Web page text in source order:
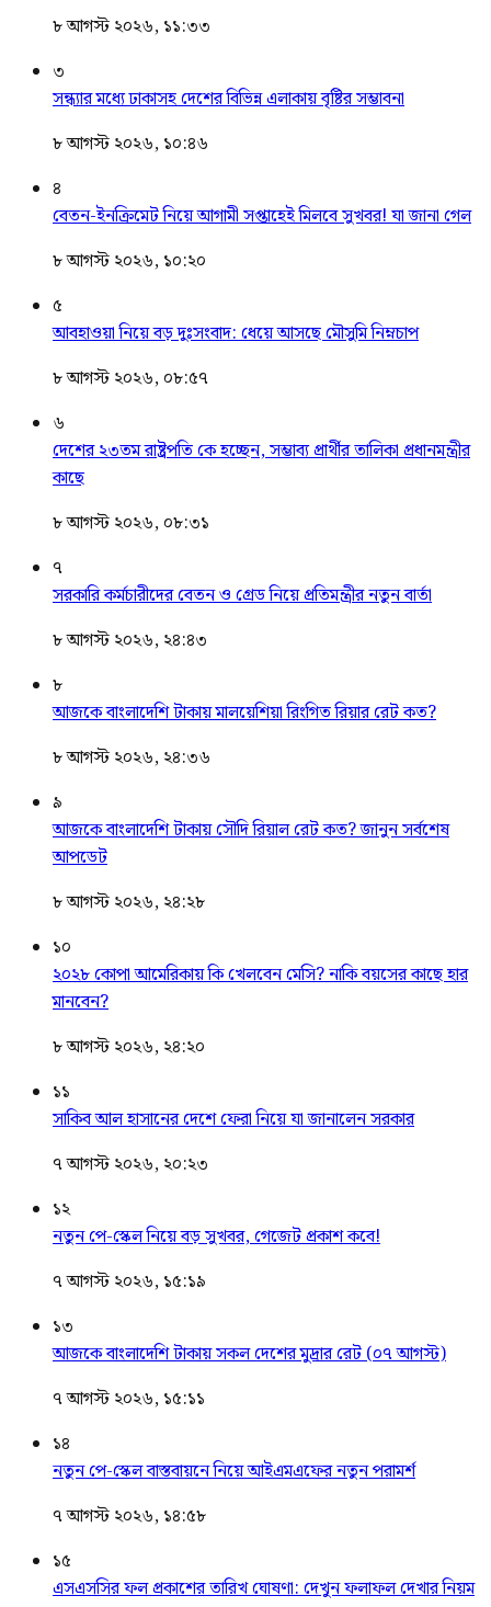
৮ আগস্ট ২০২৬, ১১:৩৩
৩
সন্ধ্যার মধ্যে ঢাকাসহ দেশের বিভিন্ন এলাকায় বৃষ্টির সম্ভাবনা
৮ আগস্ট ২০২৬, ১০:৪৬
৪
বেতন-ইনক্রিমেট নিয়ে আগামী সপ্তাহেই মিলবে সুখবর! যা জানা গেল
৮ আগস্ট ২০২৬, ১০:২০
৫
আবহাওয়া নিয়ে বড় দুঃসংবাদ: ধেয়ে আসছে মৌসুমি নিম্নচাপ
৮ আগস্ট ২০২৬, ০৮:৫৭
৬
দেশের ২৩তম রাষ্ট্রপতি কে হচ্ছেন, সম্ভাব্য প্রার্থীর তালিকা প্রধানমন্ত্রীর
কাছে
৮ আগস্ট ২০২৬, ০৮:৩১
৭
সরকারি কর্মচারীদের বেতন ও গ্রেড নিয়ে প্রতিমন্ত্রীর নতুন বার্তা
৮ আগস্ট ২০২৬, ২৪:৪৩
৮
আজকে বাংলাদেশি টাকায় মালয়েশিয়া রিংগিত রিয়ার রেট কত?
৮ আগস্ট ২০২৬, ২৪:৩৬
৯
আজকে বাংলাদেশি টাকায় সৌদি রিয়াল রেট কত? জানুন সর্বশেষ
আপডেট
৮ আগস্ট ২০২৬, ২৪:২৮
১০
২০২৮ কোপা আমেরিকায় কি খেলবেন মেসি? নাকি বয়সের কাছে হার
মানবেন?
৮ আগস্ট ২০২৬, ২৪:২০
১১
সাকিব আল হাসানের দেশে ফেরা নিয়ে যা জানালেন সরকার
৭ আগস্ট ২০২৬, ২০:২৩
১২
নতুন পে-স্কেল নিয়ে বড় সুখবর, গেজেট প্রকাশ কবে!
৭ আগস্ট ২০২৬, ১৫:১৯
১৩
আজকে বাংলাদেশি টাকায় সকল দেশের মুদ্রার রেট (০৭ আগস্ট)
৭ আগস্ট ২০২৬, ১৫:১১
১৪
নতুন পে-স্কেল বাস্তবায়নে নিয়ে আইএমএফের নতুন পরামর্শ
৭ আগস্ট ২০২৬, ১৪:৫৮
১৫
এসএসসির ফল প্রকাশের তারিখ ঘোষণা: দেখুন ফলাফল দেখার নিয়ম